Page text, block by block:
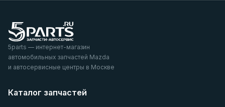
5parts — интернет-магазин
автомобильных запчастей Mazda
и автосервисные центры в Москве
Каталог запчастей